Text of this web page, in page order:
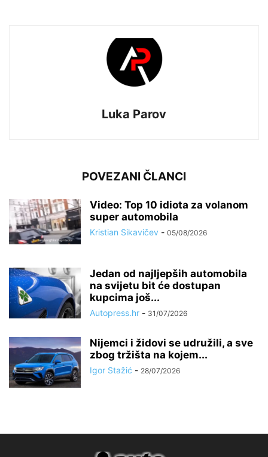
Luka Parov
POVEZANI ČLANCI
Video: Top 10 idiota za volanom
super automobila
Kristian Sikavičev - 05/08/2026
Jedan od najljepših automobila
na svijetu bit će dostupan
kupcima još...
Autopress.hr - 31/07/2026
Nijemci i židovi se udružili, a sve
zbog tržišta na kojem...
Igor Stažić - 28/07/2026